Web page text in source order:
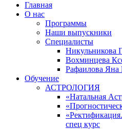
Главная
О нас
Программы
Наши выпускники
Специалисты
Никульникова
Вохминцева
Рафаилова Яна
Обучение
АСТРОЛОГИЯ
«Натальная
спец курс